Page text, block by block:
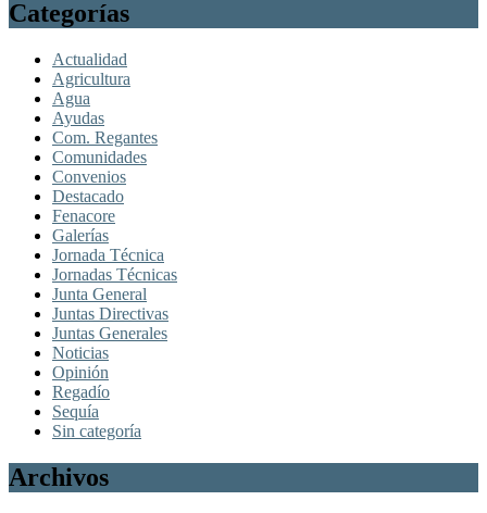
Categorías
Actualidad
Agricultura
Agua
Ayudas
Com. Regantes
Comunidades
Convenios
Destacado
Fenacore
Galerías
Jornada Técnica
Jornadas Técnicas
Junta General
Juntas Directivas
Juntas Generales
Noticias
Opinión
Regadío
Sequía
Sin categoría
Archivos